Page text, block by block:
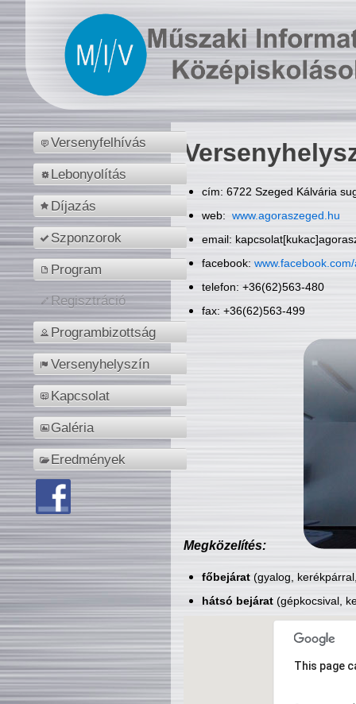
Versenyfelhívás
Lebonyolítás
Díjazás
Szponzorok
Program
Regisztráció
Programbizottság
Versenyhelyszín
Kapcsolat
Galéria
Eredmények
cím: 6722 Szeged Kálvária
web: www.agoraszeged.hu
email:
facebook:
telefon: +36(62)563-480
fax: +36(62)563-499
Megközelítés:
főbejárat(gyalog,
hátsó bejárat(gépkocsival,
This page